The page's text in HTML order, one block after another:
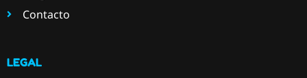
Contacto
LEGAL